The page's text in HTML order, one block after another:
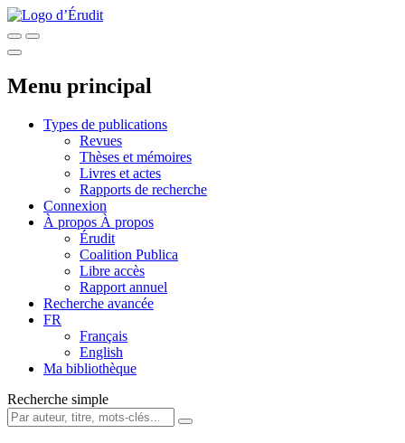
Menu principal
Types de publications
Revues
Thèses et mémoires
Livres et actes
Rapports de recherche
Connexion
À propos À propos
Érudit
Coalition Publica
Libre accès
Rapport annuel
Recherche avancée
FR
Français
English
Ma bibliothèque
Recherche simple